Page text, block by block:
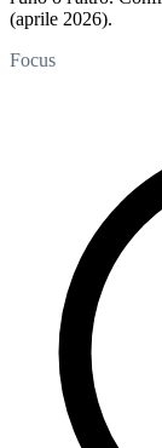
(aprile 2026).
Focus